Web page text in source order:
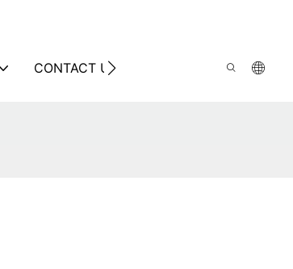
CONTACT US